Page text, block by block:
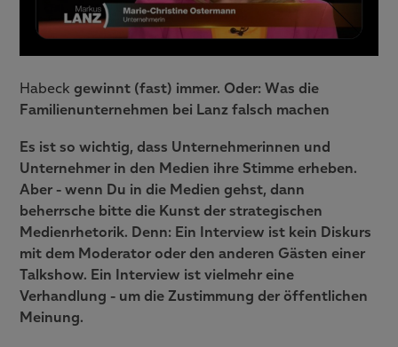
Habeckgewinnt (fast) immer. Oder: Was die
Familienunternehmen bei Lanz falsch machen
Es ist so wichtig, dass Unternehmerinnen und
Unternehmer in den Medien ihre Stimme erheben.
Aber - wenn Du in die Medien gehst, dann
beherrsche bitte die Kunst der strategischen
Medienrhetorik. Denn: Ein Interview ist kein Diskurs
mit dem Moderator oder den anderen Gästen einer
Talkshow. Ein Interview ist vielmehr eine
Verhandlung - um die Zustimmung der öffentlichen
Meinung.